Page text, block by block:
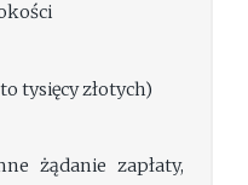
tysięcy złotych)
żądanie zapłaty,